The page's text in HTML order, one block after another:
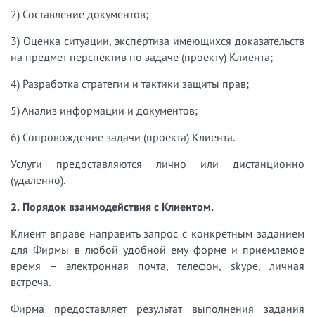
2) Составление документов;
3) Оценка ситуации, экспертиза имеющихся доказательств
на предмет перспектив по задаче (проекту) Клиента;
4) Разработка стратегии и тактики защиты прав;
5) Анализ информации и документов;
6) Сопровождение задачи (проекта) Клиента.
Услуги предоставляются лично или дистанционно
(удаленно).
2. Порядок взаимодействия с Клиентом.
Клиент вправе направить запрос с конкретным заданием
для Фирмы в любой удобной ему форме и приемлемое
время – электронная почта, телефон, skype, личная
встреча.
Фирма предоставляет результат выполнения задания